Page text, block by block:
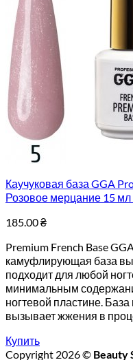
Каучуковая база GGA
Розовое мерцание 15
185.00₴
Premium French Base
камуфлирующая база
подходит для любой
минимальным
ногтевой пластине.
вызывает жжения в
Купить
Copyright 2026 © Beauty